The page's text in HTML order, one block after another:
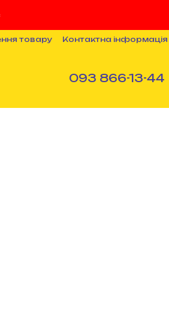
товару
Контактна інформація
093 866-13-44